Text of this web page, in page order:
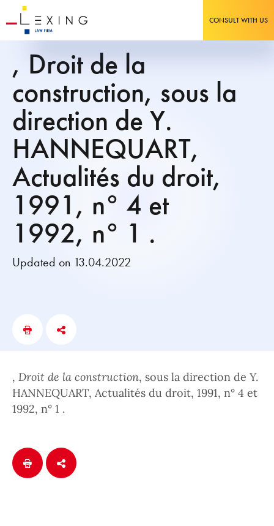
CONSULT WITH US
, Droit de la
construction, sous la
direction de Y.
HANNEQUART,
Actualités du droit,
1991, n° 4 et
1992, n° 1 .
Updated on 13.04.2022
, Droit de la construction, sous la direction de Y.
HANNEQUART, Actualités du droit, 1991, n° 4 et
1992, n° 1 .